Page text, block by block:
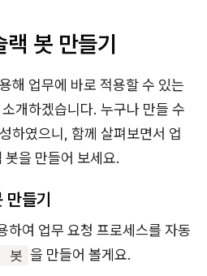
봇 만들기
해 업무에 바로 적용할 수 있는
개하겠습니다. 누구나 만들 수
하였으니, 함께 살펴보면서 업
을 만들어 보세요.
만들기
하여 업무 요청 프로세스를 자동
봇 을 만들어 볼게요.